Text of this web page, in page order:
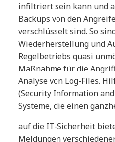
infiltriert sein kann und
Backups von den
verschlüsselt sind. So
Wiederherstellung und
Regelbetriebs quasi
Maßnahme für die
Analyse von Log-Files.
(Security Information
Systeme, die einen
auf die IT-Sicherheit
Meldungen